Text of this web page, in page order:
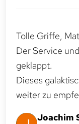
Tolle Griffe,
Der Service
geklappt.
Dieses
weiter zu
Joachim